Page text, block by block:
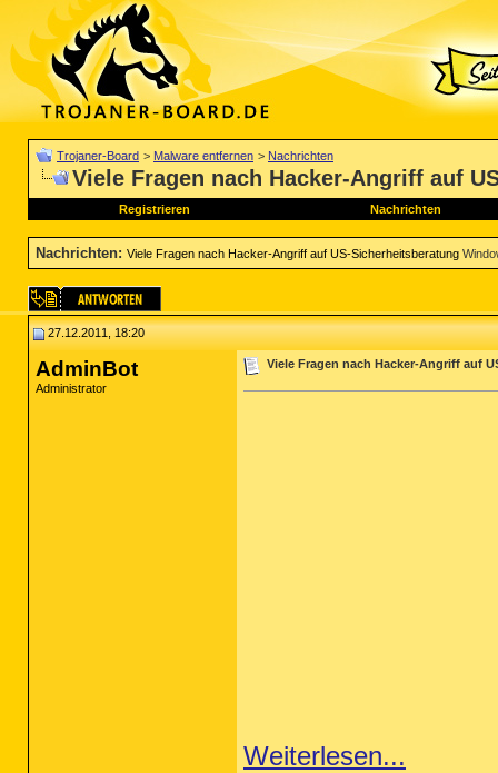
Trojaner-Board > Malware entfernen > Nachrichten
Viele Fragen nach Hacker-Angriff auf
Registrieren Nachrichten
Nachrichten: Viele Fragen nach Hacker-Angriff auf US-Sicherheitsberatung
27.12.2011, 18:20
AdminBot
Administrator
Viele Fragen nach Hacker-Angriff auf
Weiterlesen...